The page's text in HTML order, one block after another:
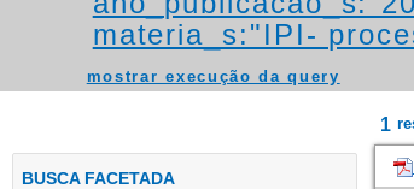
materia_s:"IPI-
mostrar execução da query
BUSCA FACETADA
1